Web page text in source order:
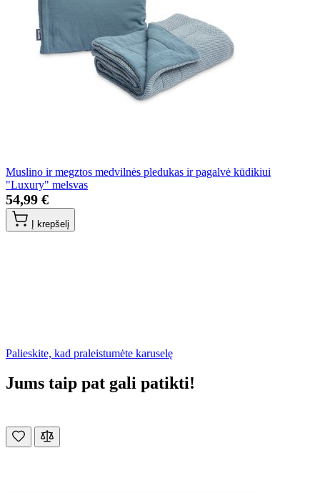
Muslino ir megztos medvilnės pledukas ir pagalvė kūdikiui
"Luxury" melsvas
54,99 €
Į krepšelį
Palieskite, kad praleistumėte karuselę
Jums taip pat gali patikti!